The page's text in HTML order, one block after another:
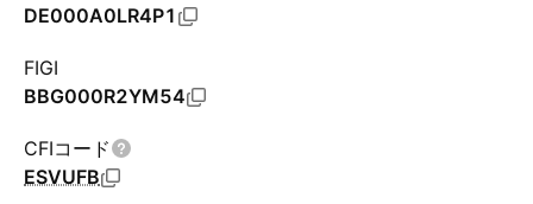
DE000A0LR4P1
FIGI
BBG000R2YM54
CFIコード
ESVUFB